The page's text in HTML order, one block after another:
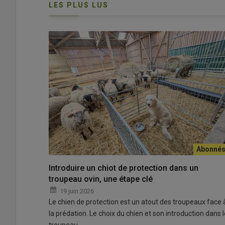
Matthieu Ode s'est installé en ovin viande à 28 ans
publics.
© D. Séailles
Des bêlements se font à nouveau entendre sous la
Essonne. Exploitée pendant une courte période parl’I
en 2018. Les bâtiments agricoles sont squattés
hectares d’un seul tenant, la direction départementale
imaginent alors
en
ovin viandesur 59 hectares. Un appel à manifestation
LES PLUS LUS
Introduire un chiot de protection dans un
troupeau ovin, une étape clé
19 juin 2026
Le chien de protection est un atout des troupeaux face
la prédation. Le choix du chien et son introduction dans